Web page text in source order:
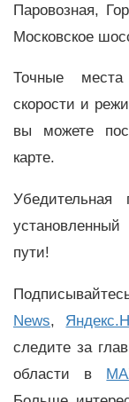
Паровозная,
Московское
Точные места
скорости и
вы можете
карте.
пути!
News,
следите за
области в